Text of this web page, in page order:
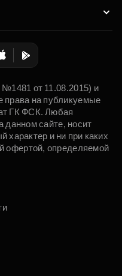
от 11.08.2015) и
права на публикуемые
ГК ФСК. Любая
данном сайте, носит
и ни при каких
офертой, определяемой